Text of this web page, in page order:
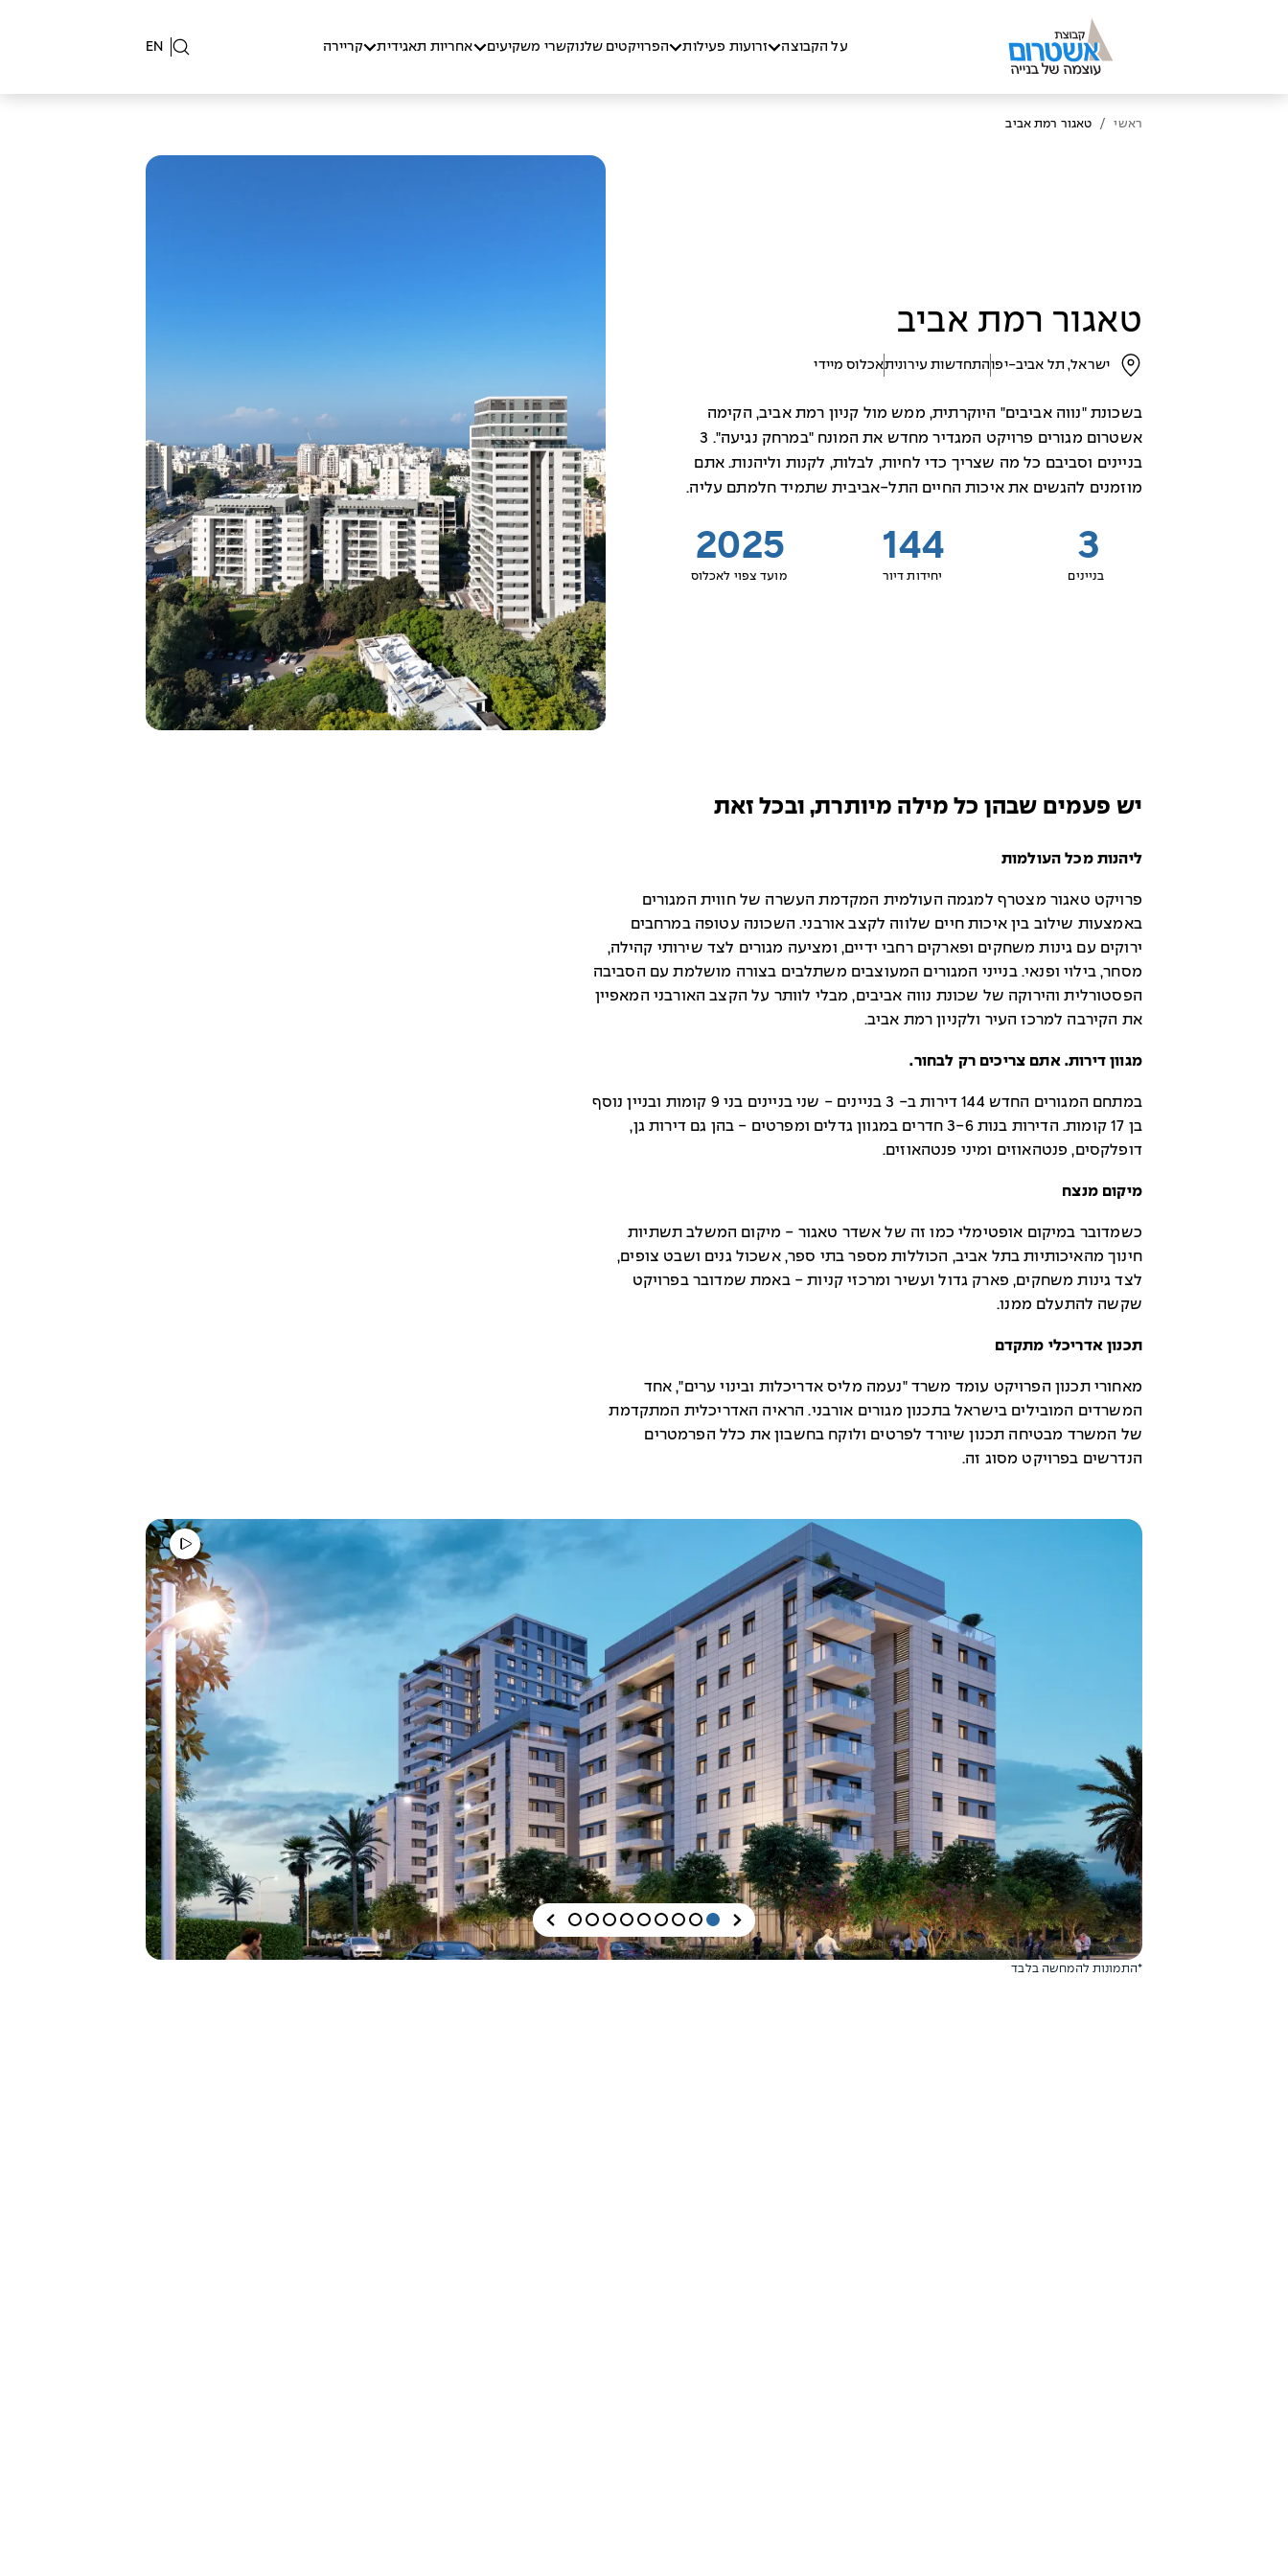
על הקבוצה זרועות פעילות הפרויקטים שלנוקשרי משקיעים אחריות תאגידית קריירה EN
ראשי / טאגור רמת אביב
טאגור רמת אביב
ישראל, תל אביב-יפוהתחדשות עירוניתאכלוס מיידי
בשכונת "נווה אביבים" היוקרתית, ממש מול קניון רמת אביב, הקימה
אשטרום מגורים פרויקט המגדיר מחדש את המונח "במרחק נגיעה". 3
בניינים וסביבם כל מה שצריך כדי לחיות, לבלות, לקנות וליהנות. אתם
מוזמנים להגשים את איכות החיים התל-אביבית שתמיד חלמתם עליה.
3
בניינים
144
יחידות דיור
2025
מועד צפוי לאכלוס
יש פעמים שבהן כל מילה מיותרת, ובכל זאת
ליהנות מכל העולמות
פרויקט טאגור מצטרף למגמה העולמית המקדמת העשרה של חווית המגורים
באמצעות שילוב בין איכות חיים שלווה לקצב אורבני. השכונה עטופה במרחבים
ירוקים עם גינות משחקים ופארקים רחבי ידיים, ומציעה מגורים לצד שירותי קהילה,
מסחר, בילוי ופנאי. בנייני המגורים המעוצבים משתלבים בצורה מושלמת עם הסביבה
הפסטורלית והירוקה של שכונת נווה אביבים, מבלי לוותר על הקצב האורבני המאפיין
את הקירבה למרכז העיר ולקניון רמת אביב.
מגוון דירות. אתם צריכים רק לבחור.
במתחם המגורים החדש 144 דירות ב- 3 בניינים - שני בניינים בני 9 קומות ובניין נוסף
בן 17 קומות. הדירות בנות 3-6 חדרים במגוון גדלים ומפרטים - בהן גם דירות גן,
דופלקסים, פנטהאוזים ומיני פנטהאוזים.
מיקום מנצח
כשמדובר במיקום אופטימלי כמו זה של אשדר טאגור - מיקום המשלב תשתיות
חינוך מהאיכותיות בתל אביב, הכוללות מספר בתי ספר, אשכול גנים ושבט צופים,
לצד גינות משחקים, פארק גדול ועשיר ומרכזי קניות - באמת שמדובר בפרויקט
שקשה להתעלם ממנו.
תכנון אדריכלי מתקדם
מאחורי תכנון הפרויקט עומד משרד "נעמה מליס אדריכלות ובינוי ערים", אחד
המשרדים המובילים בישראל בתכנון מגורים אורבני. הראיה האדריכלית המתקדמת
של המשרד מבטיחה תכנון שיורד לפרטים ולוקח בחשבון את כלל הפרמטרים
הנדרשים בפרויקט מסוג זה.
*התמונות להמחשה בלבד